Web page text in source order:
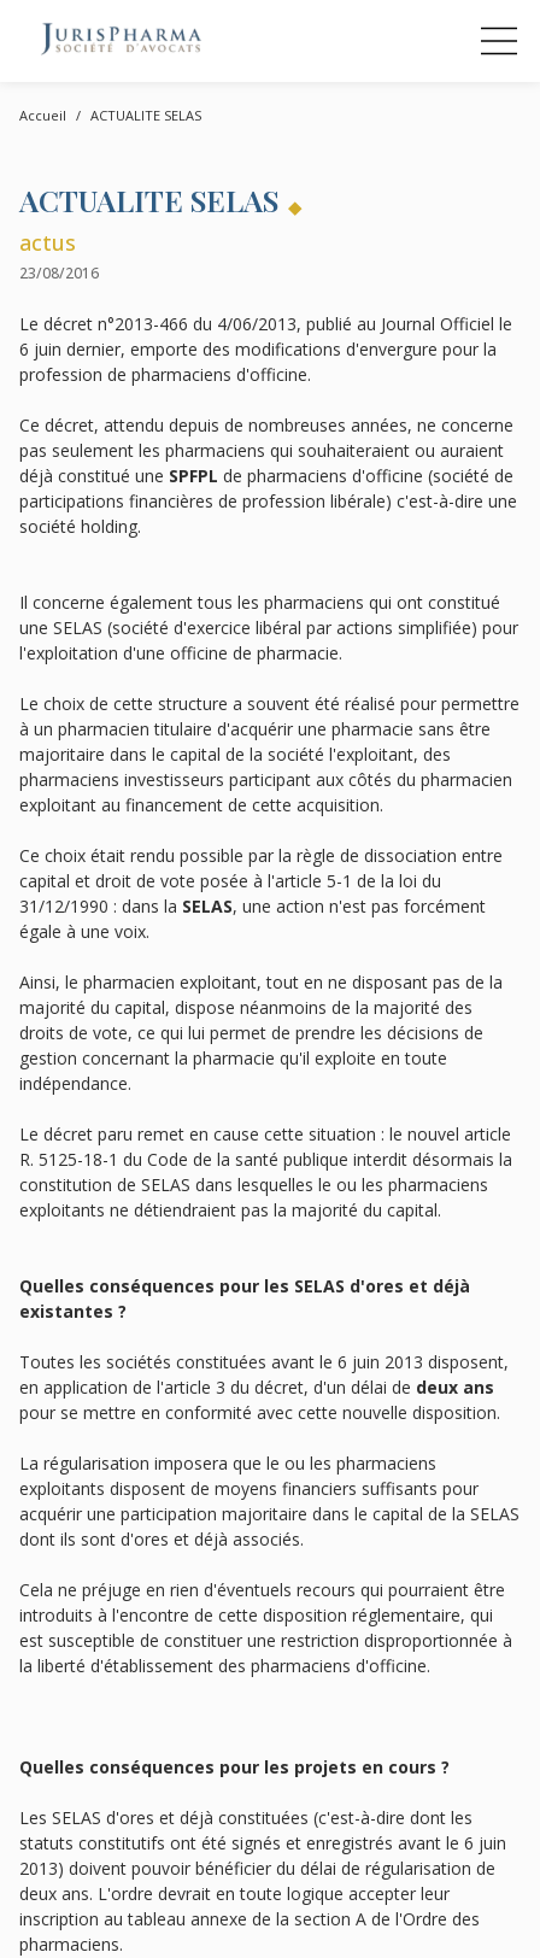
Accueil ACTUALITE SELAS
ACTUALITE SELAS
actus
23/08/2016
Le décret n°2013-466 du 4/06/2013, publié au Journal Officiel le
6 juin dernier, emporte des modifications d'envergure pour la
profession de pharmaciens d'officine.
Ce décret, attendu depuis de nombreuses années, ne concerne
pas seulement les pharmaciens qui souhaiteraient ou auraient
déjà constitué une SPFPL de pharmaciens d'officine (société de
participations financières de profession libérale) c'est-à-dire une
société holding.
Il concerne également tous les pharmaciens qui ont constitué
une SELAS (société d'exercice libéral par actions simplifiée) pour
l'exploitation d'une officine de pharmacie.
Le choix de cette structure a souvent été réalisé pour permettre
à un pharmacien titulaire d'acquérir une pharmacie sans être
majoritaire dans le capital de la société l'exploitant, des
pharmaciens investisseurs participant aux côtés du pharmacien
exploitant au financement de cette acquisition.
Ce choix était rendu possible par la règle de dissociation entre
capital et droit de vote posée à l'article 5-1 de la loi du
31/12/1990 : dans la SELAS, une action n'est pas forcément
égale à une voix.
Ainsi, le pharmacien exploitant, tout en ne disposant pas de la
majorité du capital, dispose néanmoins de la majorité des
droits de vote, ce qui lui permet de prendre les décisions de
gestion concernant la pharmacie qu'il exploite en toute
indépendance.
Le décret paru remet en cause cette situation : le nouvel article
R. 5125-18-1 du Code de la santé publique interdit désormais la
constitution de SELAS dans lesquelles le ou les pharmaciens
exploitants ne détiendraient pas la majorité du capital.
Quelles conséquences pour les SELAS d'ores et déjà
existantes ?
Toutes les sociétés constituées avant le 6 juin 2013 disposent,
en application de l'article 3 du décret, d'un délai de deux ans
pour se mettre en conformité avec cette nouvelle disposition.
La régularisation imposera que le ou les pharmaciens
exploitants disposent de moyens financiers suffisants pour
acquérir une participation majoritaire dans le capital de la SELAS
dont ils sont d'ores et déjà associés.
Cela ne préjuge en rien d'éventuels recours qui pourraient être
introduits à l'encontre de cette disposition réglementaire, qui
est susceptible de constituer une restriction disproportionnée à
la liberté d'établissement des pharmaciens d'officine.
Quelles conséquences pour les projets en cours ?
Les SELAS d'ores et déjà constituées (c'est-à-dire dont les
statuts constitutifs ont été signés et enregistrés avant le 6 juin
2013) doivent pouvoir bénéficier du délai de régularisation de
deux ans. L'ordre devrait en toute logique accepter leur
inscription au tableau annexe de la section A de l'Ordre des
pharmaciens.